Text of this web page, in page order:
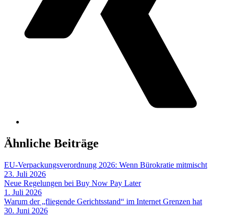
Ähnliche Beiträge
EU-Verpackungsverordnung 2026: Wenn Bürokratie mitmischt
23. Juli 2026
Neue Regelungen bei Buy Now Pay Later
1. Juli 2026
Warum der „fliegende Gerichtsstand“ im Internet Grenzen hat
30. Juni 2026